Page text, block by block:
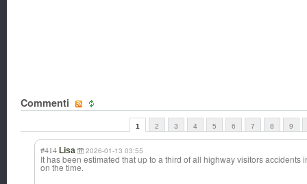
Commenti
1 2 3 4 5 6 7 8 9
#414 Lisa 2026-01-13 03:55
It has been estimated that up to a third of all highway visitors accidents
on the time.